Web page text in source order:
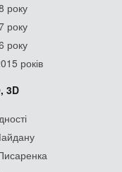
року
року
року
років
3D